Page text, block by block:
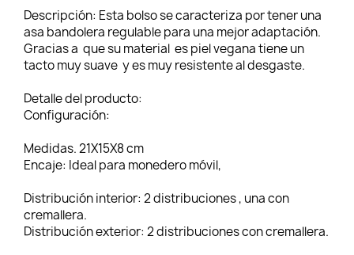
Descripción: Esta bolso se caracteriza por tener una
asa bandolera regulable para una mejor adaptación.
Gracias a que su material es piel vegana tiene un
tacto muy suave y es muy resistente al desgaste.
Detalle del producto:
Configuración:
Medidas.21X15X8 cm
Encaje: Ideal para monedero móvil,
Distribución interior: 2 distribuciones , una con
cremallera.
Distribución exterior: 2 distribuciones con cremallera.